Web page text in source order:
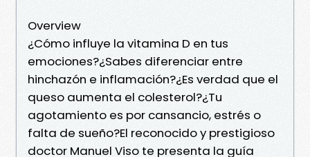
Overview
¿Cómo influye la vitamina D en tus
emociones?¿Sabes diferenciar entre
hinchazón e inflamación?¿Es verdad que el
queso aumenta el colesterol?¿Tu
agotamiento es por cansancio, estrés o
falta de sueño?El reconocido y prestigioso
doctor Manuel Viso te presenta la guía